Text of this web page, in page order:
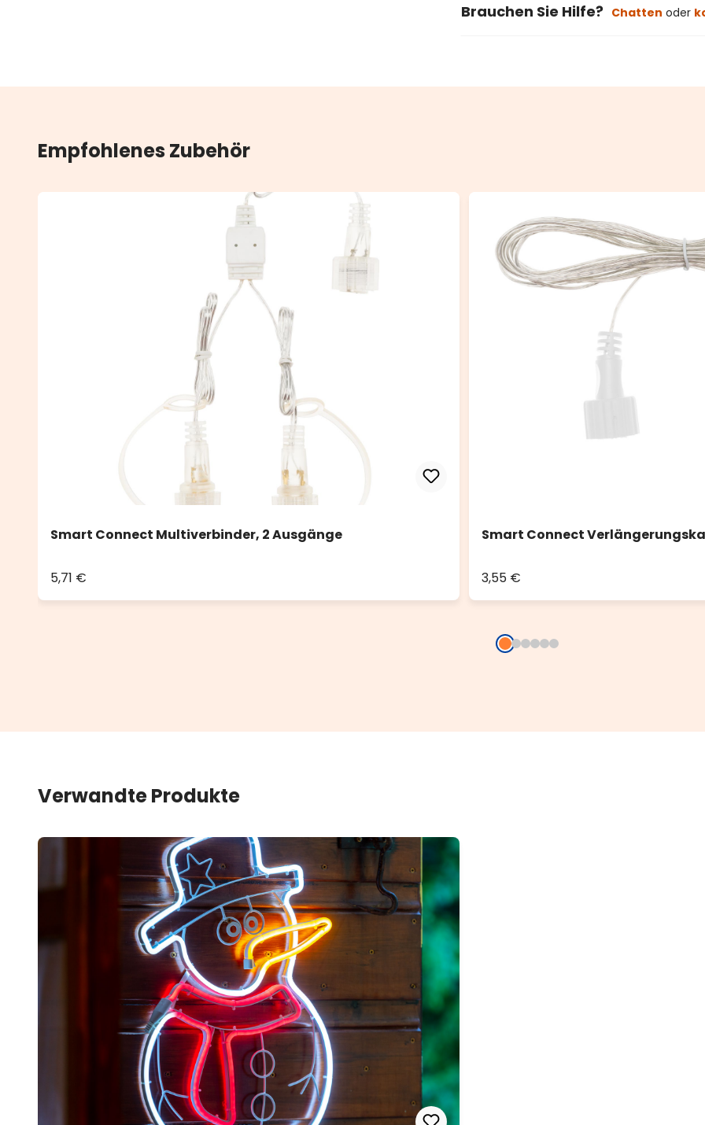
Brauchen Sie Hilfe? Chatten oder
Empfohlenes Zubehör
Smart Connect Multiverbinder, 2 Ausgänge
5,71 €
Smart Connect
3,55 €
Verwandte Produkte